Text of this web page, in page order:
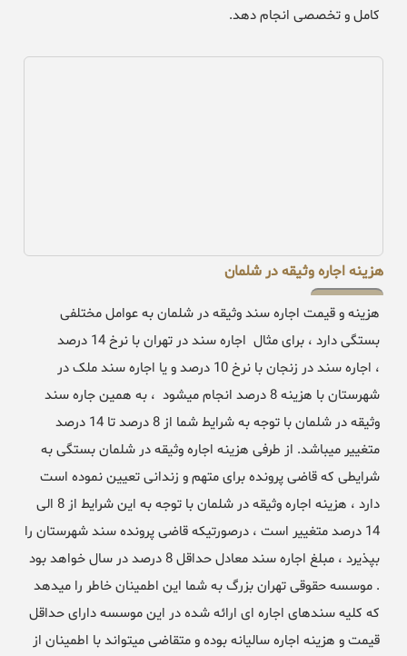
کامل و تخصصی انجام دهد.
هزینه اجاره وثیقه در شلمان
هزینه و قیمت اجاره سند وثیقه در شلمان به عوامل مختلفی
بستگی دارد ، برای مثال اجاره سند در تهران با نرخ 14 درصد
، اجاره سند در زنجان با نرخ 10 درصد و یا اجاره سند ملک در
شهرستان با هزینه 8 درصد انجام میشود ، به همین جاره سند
وثیقه در شلمان با توجه به شرایط شما از 8 درصد تا 14 درصد
متغییر میباشد. از طرفی هزینه اجاره وثیقه در شلمان بستگی به
شرایطی که قاضی پرونده برای متهم و زندانی تعیین نموده است
دارد ، هزینه اجاره وثیقه در شلمان با توجه به این شرایط از 8 الی
14 درصد متغییر است ، درصورتیکه قاضی پرونده سند شهرستان را
بپذیرد ، مبلغ اجاره سند معادل حداقل 8 درصد در سال خواهد بود
. موسسه حقوقی تهران بزرگ به شما این اطمینان خاطر را میدهد
که کلیه سندهای اجاره ای ارائه شده در این موسسه دارای حداقل
قیمت و هزینه اجاره سالیانه بوده و متقاضی میتواند با اطمینان از